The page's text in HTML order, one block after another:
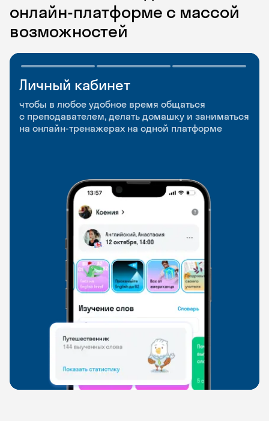
онлайн-платформе с массой
возможностей
Личный кабинет
чтобы в любое удобное время общаться
с преподавателем, делать домашку и заниматься
на онлайн-тренажерах на одной платформе
Мобильное
приложение
чтобы заниматься и изучать новые слова где
и когда удобно
Разговорные клубы
и Talks
Групповые занятия для разговорной практики
и индивидуальные встречи с преподавателями